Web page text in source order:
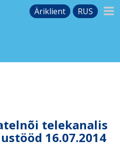
Äriklient RUS
telekanalis
16.07.2014